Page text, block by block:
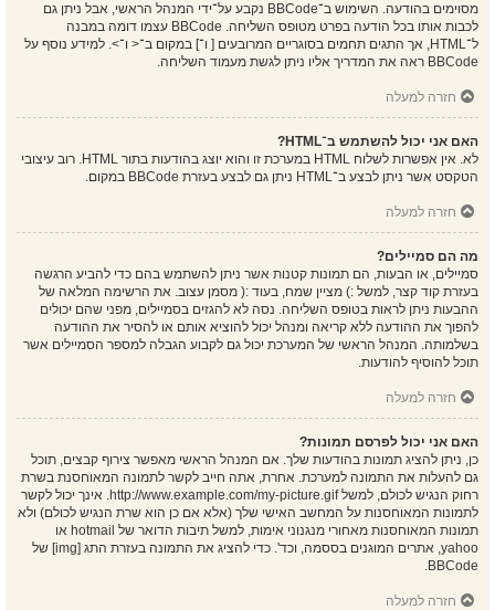
מסוימים בהודעה. השימוש ב־BBCode נקבע על־ידי המנהל הראשי, אבל ניתן גם
לכבות אותו בכל הודעה בפרט מטופס השליחה. BBCode עצמו דומה במבנה
ל־HTML, אך התגים תחמים בסוגריים המרובעים [ ו־] במקום ב־< ו־>. למידע נוסף על
BBCode ראה את המדריך אליו ניתן לגשת מעמוד השליחה.
חזרה למעלה
האם אני יכול להשתמש ב־HTML?
לא. אין אפשרות לשלוח HTML במערכת זו והוא יוצג בהודעות בתור HTML. רוב עיצובי
הטקסט אשר ניתן לבצע ב־HTML ניתן גם לבצע בעזרת BBCode במקום.
חזרה למעלה
מה הם סמיילים?
סמיילים, או הבעות, הם תמונות קטנות אשר ניתן להשתמש בהם כדי להביע הרגשה
בעזרת קוד קצר, למשל :) מציין שמח, בעוד :( מסמן עצוב. את הרשימה המלאה של
ההבעות ניתן לראות בטופס השליחה. נסה לא להגזים בסמיילים, מפני שהם יכולים
להפוך את ההודעה ללא קריאה ומנהל יכול להוציא אותם או להסיר את ההודעה
בשלמותה. המנהל הראשי של המערכת יכול גם לקבוע הגבלה למספר הסמיילים אשר
תוכל להוסיף להודעות.
חזרה למעלה
האם אני יכול לפרסם תמונות?
כן, ניתן להציג תמונות בהודעות שלך. אם המנהל הראשי מאפשר צירוף קבצים, תוכל
גם להעלות את התמונה למערכת. אחרת, אתה חייב לקשר לתמונה המאוחסנת בשרת
רחוק הנגיש לכולם, למשל http://www.example.com/my-picture.gif. אינך יכול לקשר
לתמונות המאוחסנות על המחשב האישי שלך (אלא אם כן הוא שרת הנגיש לכולם) ולא
תמונות המאוחסנות מאחורי מנגנוני אימות, למשל תיבות הדואר של hotmail או
yahoo, אתרים המוגנים בססמה, וכד'. כדי להציג את התמונה בעזרת התג [img] של
BBCode.
חזרה למעלה